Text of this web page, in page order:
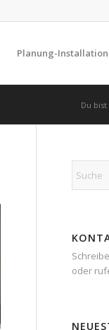
Planung-Installation
Du
oder